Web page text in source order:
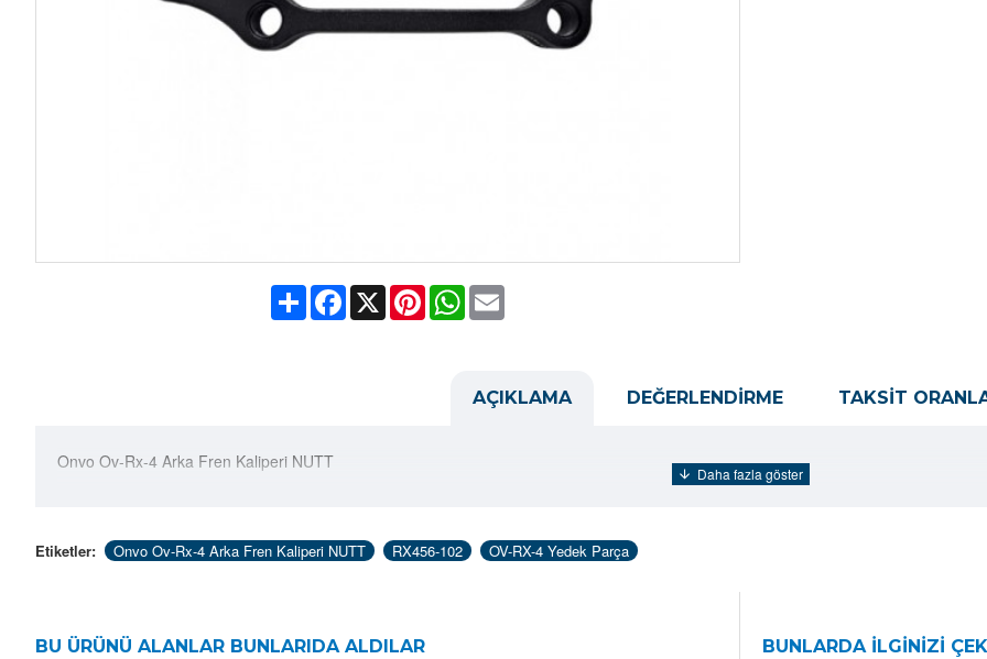
ShareFacebook
X PinterestWhatsApp
Email
AÇIKLAMA DEĞERLENDIRME TAKSIT
Onvo Ov-Rx-4 Arka Fren Kaliperi NUTT
Etiketler: Onvo Ov-Rx-4 Arka Fren Kaliperi NUTT RX456-102 OV-RX-4 Yedek Parça
BU ÜRÜNÜ ALANLAR BUNLARIDA ALDILAR BUNLARDA İLGINIZI